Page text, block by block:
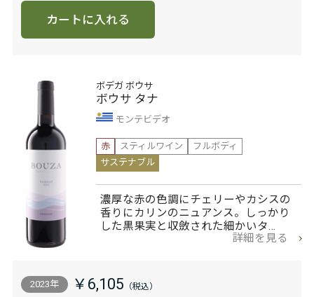
カートに入れる
ボデガ ボウサ
ボウサ タナ
モンテビデオ
赤
スティルワイン
フルボディ
サステナブル
濃厚な赤の色調にチェリーやカシスの
香りにカリンのニュアンス。しっかり
した黒果実と収斂された細かいタ…
詳細を見る
2023年 ￥6,105